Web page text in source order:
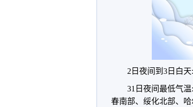
2日夜间到3日白天
31日夜间最低气
春南部、绥化北部、